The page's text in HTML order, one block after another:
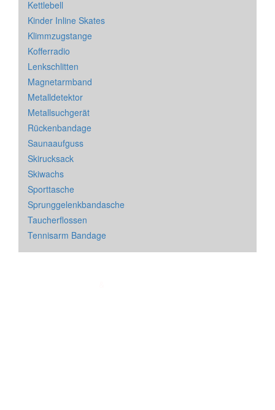
Kettlebell
Kinder Inline Skates
Klimmzugstange
Kofferradio
Lenkschlitten
Magnetarmband
Metalldetektor
Metallsuchgerät
Rückenbandage
Saunaaufguss
Skirucksack
Skiwachs
Sporttasche
Sprunggelenkbandasche
Taucherflossen
Tennisarm Bandage